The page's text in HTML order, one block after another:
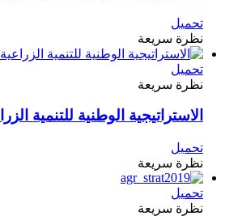
تحميل
نظرة سريعة
تحميل
نظرة سريعة
الاستراتيجية الوطنية للتنمية الزراعية
تحميل
نظرة سريعة
تحميل
نظرة سريعة